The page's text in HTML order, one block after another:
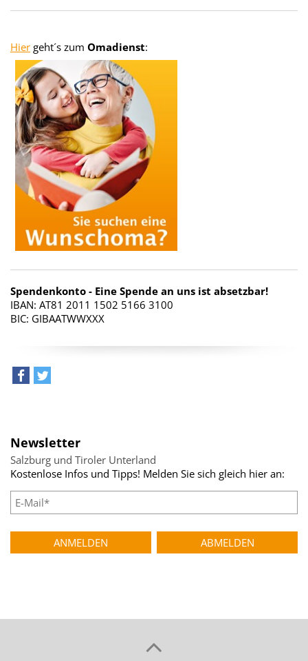
Hier geht´s zum Omadienst:
Spendenkonto - Eine Spende an uns ist absetzbar!
IBAN: AT81 2011 1502 5166 3100
BIC: GIBAATWWXXX
Newsletter
Salzburg und Tiroler Unterland
Kostenlose Infos und Tipps! Melden Sie sich gleich hier an: